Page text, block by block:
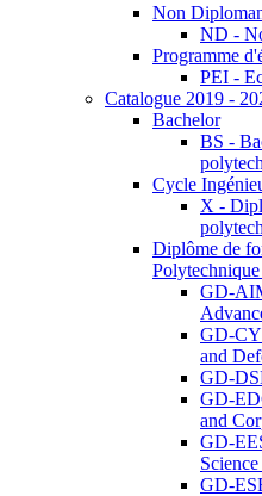
Non
ND -
Programme
PEI -
Catalogue 2019 -
Bachelor
BS -
Cycle
X -
Diplôme de
GD-
GD-
and
GD-
GD-
and
GD-
GD-